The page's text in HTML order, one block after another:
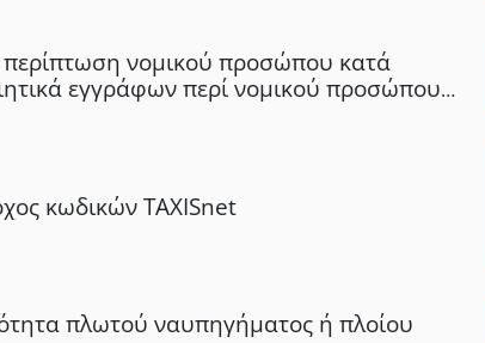
ενδιαφέροντος επ’ αυτού.
περίπτωση νομικού προσώπου κατά
εγγράφων περί νομικού προσώπου
κωδικών TAXISnet
πλωτού ναυπηγήματος ή πλοίου